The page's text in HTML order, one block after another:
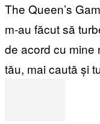
The Queen’s
m-au făcut să
de acord cu mine
tău, mai caută și